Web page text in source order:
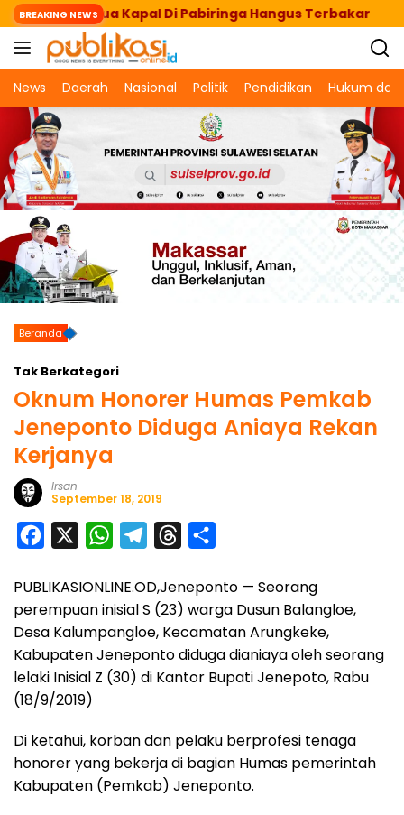
Langsung
ke
konten
BREAKING NEWSDua Kapal Di Pabiringa Hangus Terbakar
News Daerah Nasional Politik Pendidikan Hukum dan
Beranda
Tak Berkategori
Oknum Honorer Humas Pemkab
Jeneponto Diduga Aniaya Rekan
Kerjanya
Irsan
September 18, 2019
c
e
b
o
o
W
a
t
s
A
l
e
g
r
r
e
a
d
a
r
e
PUBLIKASIONLINE.OD,Jeneponto — Seorang
perempuan inisial S (23) warga Dusun Balangloe,
Desa Kalumpangloe, Kecamatan Arungkeke,
Kabupaten Jeneponto diduga dianiaya oleh seorang
lelaki Inisial Z (30) di Kantor Bupati Jenepoto, Rabu
(18/9/2019)
Di ketahui, korban dan pelaku berprofesi tenaga
honorer yang bekerja di bagian Humas pemerintah
Kabupaten (Pemkab) Jeneponto.